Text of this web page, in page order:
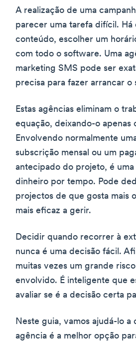
A realização de uma
parecer uma tarefa difícil.
conteúdo, escolher um
com todo o software. Uma
marketing SMS pode ser
precisa para fazer arrancar o
Estas agências eliminam o
equação, deixando-o apenas
Envolvendo normalmente
subscrição mensal ou um
antecipado do projeto, é
dinheiro por tempo. Pode
projectos de que gosta mais
mais eficaz a gerir.
Decidir quando recorrer à
nunca é uma decisão fácil.
muitas vezes um grande
envolvido. É inteligente que
avaliar se é a decisão certa
Neste guia, vamos ajudá-lo a
agência é a melhor opção